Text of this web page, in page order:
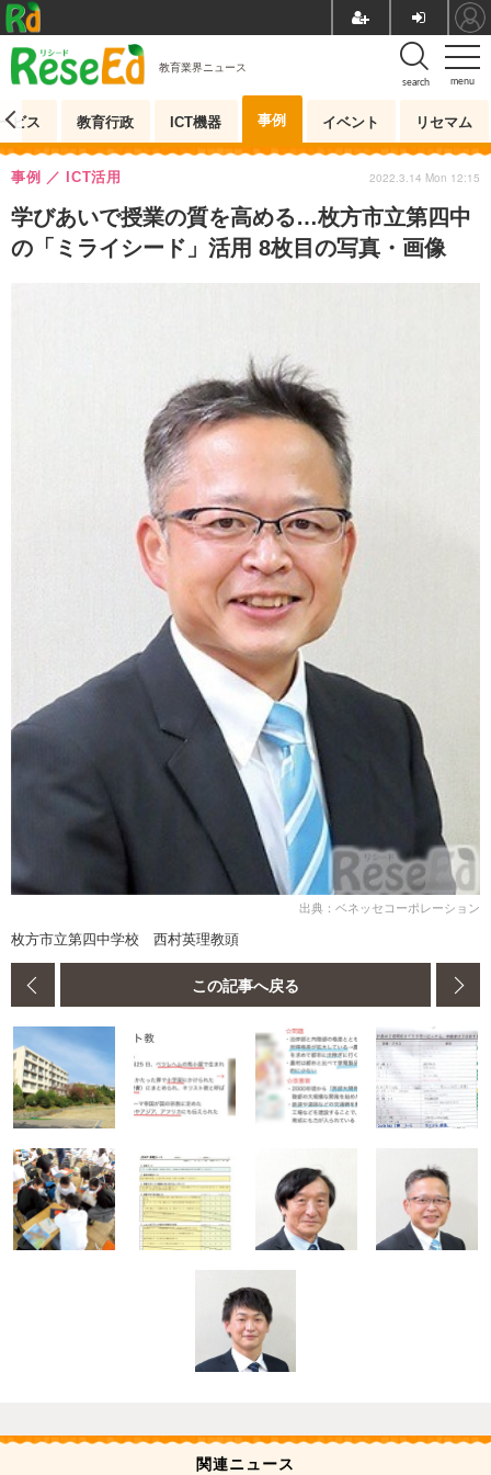
menu
search
教育業界ニュース
ビス 教育行政 ICT機器 事例 イベント リセマム
学びあいで授業の質を高める…枚方市立第四中
の「ミライシード」活用 8枚目の写真・画像
事例 ICT活用 2022.3.14 Mon 12:15
出典：ベネッセコーポレーション
枚方市立第四中学校 西村英理教頭
この記事へ戻る
関連ニュース